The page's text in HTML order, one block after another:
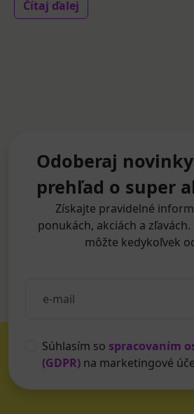
Čítaj ďalej
Odoberaj
prehľad o super
Získajte pravidelné
ponukách, akciách a zľavách.
môžte kedykoľvek
Súhlasím so spracovaním
(GDPR) na marketingové